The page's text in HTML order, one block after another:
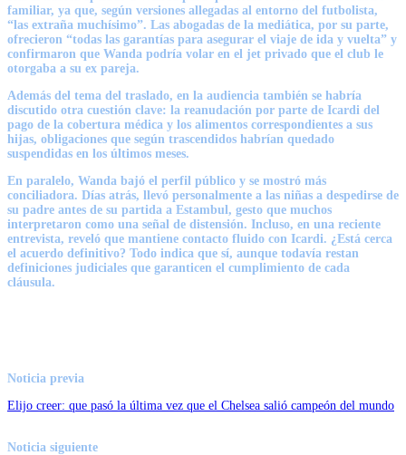
familiar, ya que, según versiones allegadas al entorno del futbolista,
“las extraña muchísimo”. Las abogadas de la mediática, por su parte,
ofrecieron “todas las garantías para asegurar el viaje de ida y vuelta” y
confirmaron que Wanda podría volar en el jet privado que el club le
otorgaba a su ex pareja.
Además del tema del traslado, en la audiencia también se habría
discutido otra cuestión clave: la reanudación por parte de Icardi del
pago de la cobertura médica y los alimentos correspondientes a sus
hijas, obligaciones que según trascendidos habrían quedado
suspendidas en los últimos meses.
En paralelo, Wanda bajó el perfil público y se mostró más
conciliadora. Días atrás, llevó personalmente a las niñas a despedirse de
su padre antes de su partida a Estambul, gesto que muchos
interpretaron como una señal de distensión. Incluso, en una reciente
entrevista, reveló que mantiene contacto fluido con Icardi. ¿Está cerca
el acuerdo definitivo? Todo indica que sí, aunque todavía restan
definiciones judiciales que garanticen el cumplimiento de cada
cláusula.
Noticia previa
Elijo creer: que pasó la última vez que el Chelsea salió campeón del mundo
Noticia siguiente